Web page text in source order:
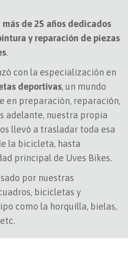
más de 25 años dedicados
y reparación de piezas
.
con la especialización en
deportivas, un mundo
en preparación, reparación,
adelante, nuestra propia
llevó a trasladar toda esa
la bicicleta, hasta
principal de Uves Bikes.
por nuestras
bicicletas y
como la horquilla, bielas,